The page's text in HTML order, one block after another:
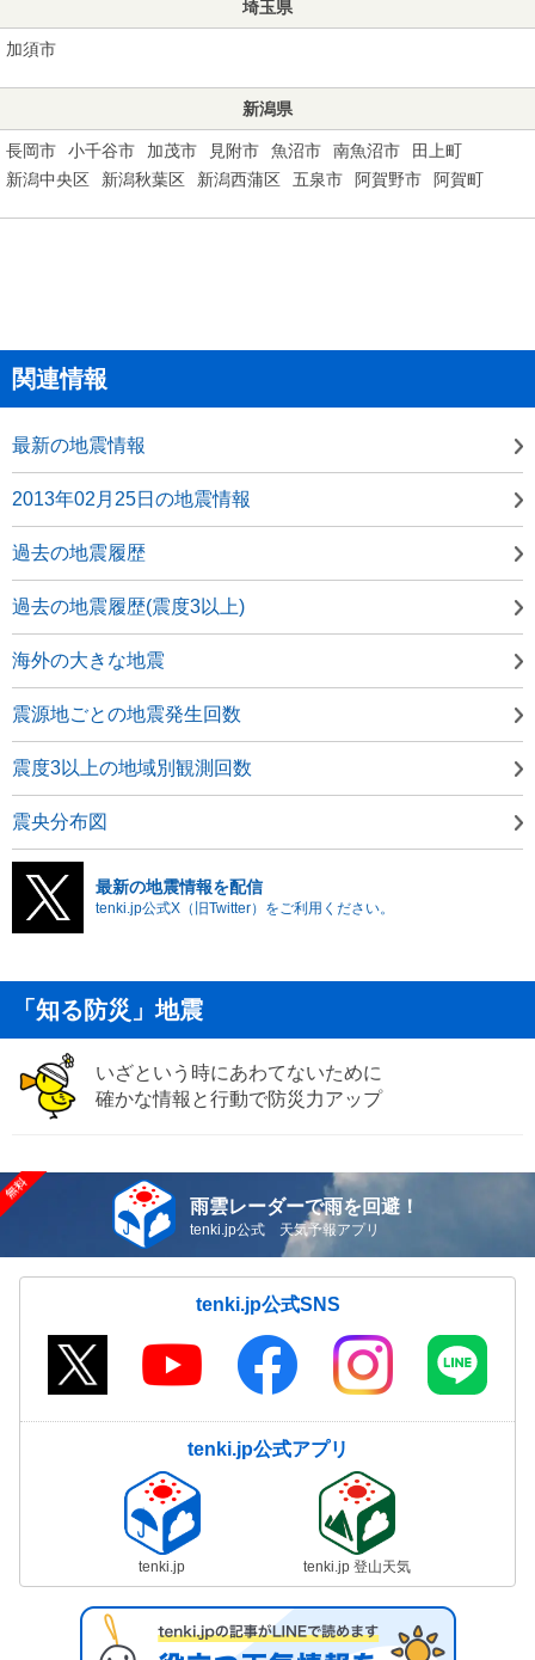
埼玉県
加須市
新潟県
長岡市 小千谷市 加茂市 見附市 魚沼市 南魚沼市
田上町
新潟中央区
新潟秋葉区 新潟西蒲区 五泉市 阿賀野市 阿賀町
関連情報
最新の地震情報
2013年02月25日の地震情報
過去の地震履歴
過去の地震履歴(震度3以上)
海外の大きな地震
震源地ごとの地震発生回数
震度3以上の地域別観測回数
震央分布図
最新の地震情報を配信
tenki.jp公式X（旧Twitter）をご利用ください。
「知る防災」地震
いざという時にあわてないために
確かな情報と行動で防災力アップ
雨雲レーダーで雨を回避！
tenki.jp公式 天気予報アプリ
tenki.jp公式SNS
tenki.jp公式アプリ
tenki.jp tenki.jp 登山天気